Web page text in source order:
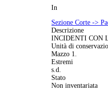
In
Sezione Corte ->
Descrizione
INCIDENTI CON
Unità di
Mazzo 1.
Estremi
s.d.
Stato
Non inventariata